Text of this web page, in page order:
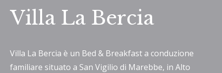
Villa La Bercia
Villa La Bercia è un Bed & Breakfast a conduzione
familiare situato a San Vigilio di Marebbe, in Alto